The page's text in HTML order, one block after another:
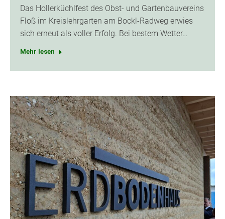
Das Hollerküchlfest des Obst- und Gartenbauvereins
Floß im Kreislehrgarten am Bockl-Radweg erwies
sich erneut als voller Erfolg. Bei bestem Wetter…
Mehr lesen